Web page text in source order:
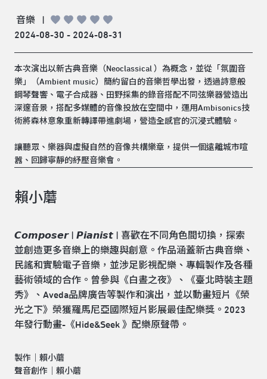
音樂
|
2024-08-30 - 2024-08-31
本次演出以新古典音樂（Neoclassical ）為概念，並從「氛圍音
樂」（Ambient music）簡約留白的音樂哲學出發，透過詩意般
鋼琴聲響、電子合成器、田野採集的錄音搭配不同弦樂器營造出
深邃音景，搭配多媒體的音像投放在空間中，運用Ambisonics技
術將森林意象重新轉譯帶進劇場，營造全感官的沉浸式體驗。
讓聽眾、樂器與虛擬自然的音像共構樂章，提供一個遠離城市喧
囂、回歸寧靜的紓壓音樂會。
賴小蘑
𝘾𝙤𝙢𝙥𝙤𝙨𝙚𝙧 | 𝙋𝙞𝙖𝙣𝙞𝙨𝙩 | 喜歡在不同角色間切換，探索
並創造更多音樂上的樂趣與創意。作品涵蓋新古典音樂、
民謠和實驗電子音樂，並涉足影視配樂、專輯製作及各種
藝術領域的合作。曾參與《白晝之夜》、《臺北時裝主題
秀》、Aveda品牌廣告等製作和演出，並以動畫短片《榮
光之下》榮獲羅馬尼亞國際短片影展最佳配樂獎。2023
年發行動畫-《Hide&Seek 》配樂原聲帶。
製作｜賴小蘑
聲音創作｜賴小蘑